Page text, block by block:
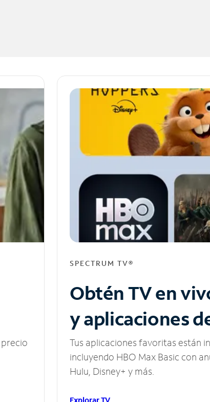
SPECTRUM TV®
Obtén TV en
y aplicaciones
Tus aplicaciones favoritas están
incluyendo HBO Max Basic con
Hulu, Disney+ y más.